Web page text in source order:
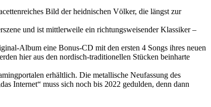
Bild der heidnischen Völker, die längst zur
und ist mittlerweile ein richtungsweisender Klassiker –
Album eine Bonus-CD mit den ersten 4 Songs ihres neuen
hier aus den nordisch-traditionellen Stücken beinharte
erhältlich. Die metallische Neufassung des
Internet“ muss sich noch bis 2022 gedulden, denn dann